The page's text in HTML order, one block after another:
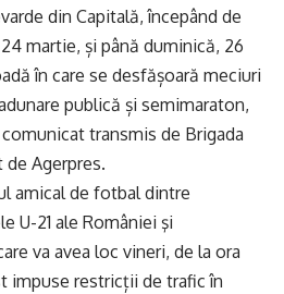
din Capitală, începând de
martie, și până duminică, 26
în care se desfășoară meciuri
publică și semimaraton,
transmis de Brigada
Agerpres.
amical de fotbal dintre
U-21 ale României şi
va avea loc vineri, de la ora
impuse restricții de trafic în